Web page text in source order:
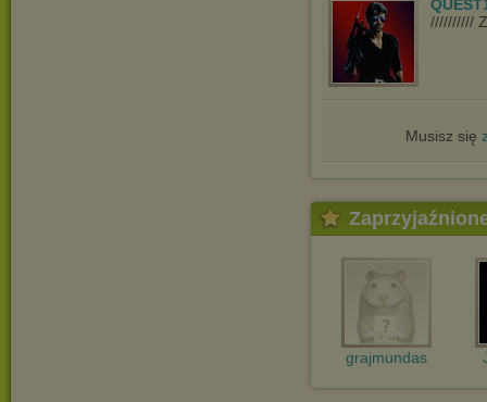
//////////
Musisz się
grajmundas